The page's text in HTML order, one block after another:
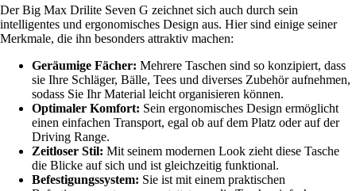
Der Big Max Drilite Seven G zeichnet sich auch durch sein
intelligentes und ergonomisches Design aus. Hier sind einige seiner
Merkmale, die ihn besonders attraktiv machen:
Geräumige Fächer: Mehrere Taschen sind so konzipiert, dass
sie Ihre Schläger, Bälle, Tees und diverses Zubehör aufnehmen,
sodass Sie Ihr Material leicht organisieren können.
Optimaler Komfort: Sein ergonomisches Design ermöglicht
einen einfachen Transport, egal ob auf dem Platz oder auf der
Driving Range.
Zeitloser Stil: Mit seinem modernen Look zieht diese Tasche
die Blicke auf sich und ist gleichzeitig funktional.
Befestigungssystem: Sie ist mit einem praktischen